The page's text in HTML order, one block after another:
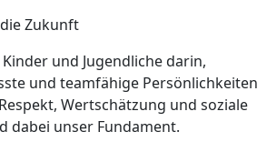
Zukunft
und Jugendliche darin,
und teamfähige Persönlichkeiten
Wertschätzung und soziale
dabei unser Fundament.